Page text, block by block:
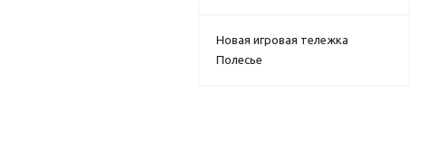
Новая игровая тележка
Полесье